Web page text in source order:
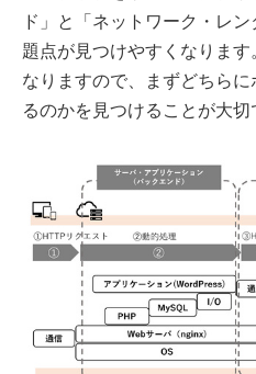
ド」と「ネットワーク・レ
題点が見つけやすくなりま
なりますので、まずどちら
るのかを見つけることが大切